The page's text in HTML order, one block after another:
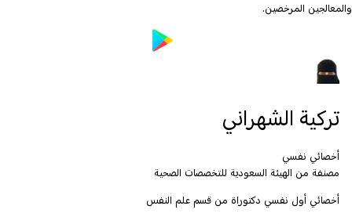
والمعالجين المرخصين.
تركية الشهراني
أخصائي نفسي
مصنفة من الهيئة السعودية للتخصصات الصحية
أخصائي أول نفسي دكتوراة من قسم علم النفس